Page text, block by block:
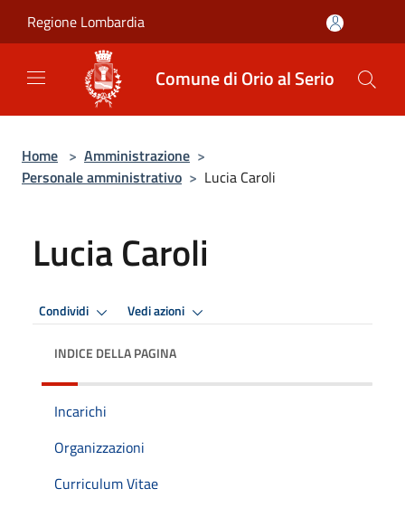
Regione Lombardia
Comune di Orio al Serio
Home > Amministrazione >
Personale amministrativo > Lucia Caroli
Lucia Caroli
Condividi Vedi azioni
INDICE DELLA PAGINA
Incarichi
Organizzazioni
Curriculum Vitae